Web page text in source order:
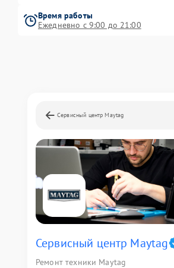
Время работы
Ежедневно с 9:00 до 21:00
Сервисный центр Maytag
Сервисный центр Maytag
Ремонт техники Maytag